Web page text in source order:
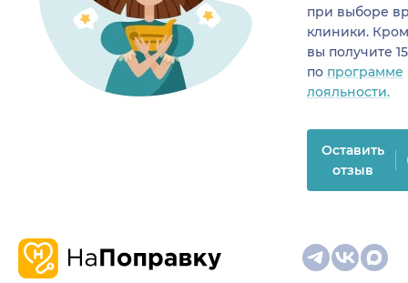
при выборе
клиники.
вы получите
по программе
лояльности.
Оставить
отзыв